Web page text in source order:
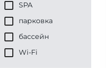
SPA
парковка
бассейн
Wi-Fi